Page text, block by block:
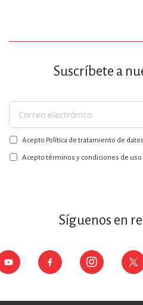
Suscríbete a
Suscríbase
a
nuestro
boletín:
Acepto Política de tratamiento de datos
Acepto términos y condiciones de uso
Síguenos en